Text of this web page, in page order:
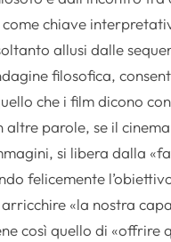
chiave
allusi dalle
filosofica,
che i film dicono
altre parole, se il
si libera dalla
felicemente
«la nostra
così quello di «offrire